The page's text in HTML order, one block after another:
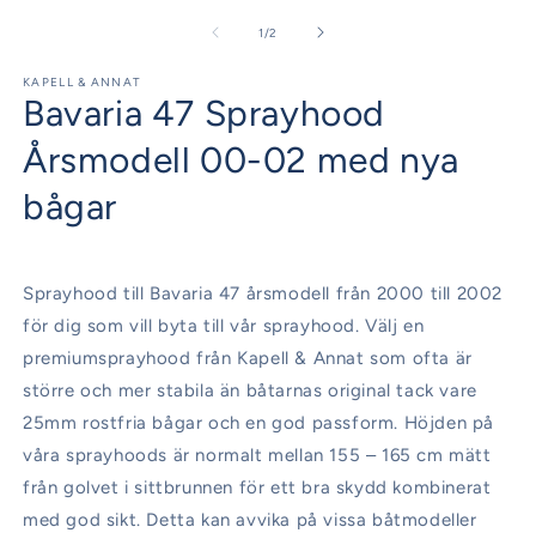
1/av
2
KAPELL & ANNAT
Bavaria 47 Sprayhood
Årsmodell 00-02 med nya
bågar
Sprayhood till Bavaria 47 årsmodell från 2000 till 2002
för dig som vill byta till vår sprayhood. Välj en
premiumsprayhood från Kapell & Annat som ofta är
större och mer stabila än båtarnas original tack vare
25mm rostfria bågar och en god passform. Höjden på
våra sprayhoods är normalt mellan 155 – 165 cm mätt
från golvet i sittbrunnen för ett bra skydd kombinerat
med god sikt. Detta kan avvika på vissa båtmodeller